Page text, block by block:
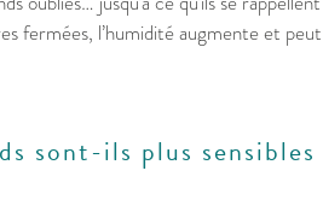
fermées, l’humidité augmente et
sont-ils plus